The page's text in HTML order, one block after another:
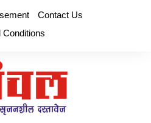
Contact Us
Conditions